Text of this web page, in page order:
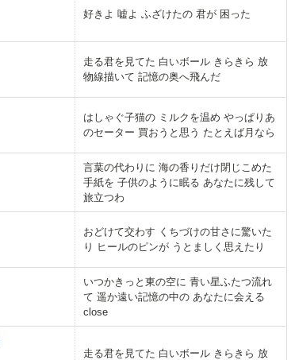
好きよ 嘘よ ふざけたの 君が 困った
走る君を見てた 白いボール きらきら 放
物線描いて 記憶の奥へ飛んだ
はしゃぐ子猫の ミルクを温め やっぱりあ
のセーター 買おうと思う たとえば月なら
言葉の代わりに 海の香りだけ閉じこめた
手紙を 子供のように眠る あなたに残して
旅立つわ
おどけて交わす くちづけの甘さに驚いた
り ヒールのピンが うとましく思えたり
いつかきっと東の空に 青い星ふたつ流れ
て 遥か遠い記憶の中の あなたに会える
close
走る君を見てた 白いボール きらきら 放